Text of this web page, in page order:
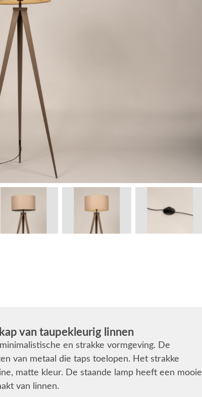
van taupekleurig linnen
en strakke vormgeving. De
van metaal die taps toelopen. Het strakke
matte kleur. De staande lamp heeft een mooie
van linnen.